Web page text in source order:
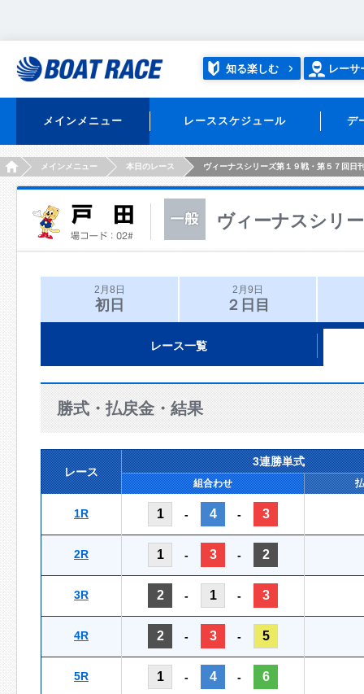
知る楽しむ レーサ
メインメニュー レーススケジュール デ
HOMEメインメニュー 本日のレース ヴィーナスシリーズ第１９戦・第５７回日
ヴィーナスシリ
2月8日
初日
2月9日
２日目
レース一覧
勝式・払戻金・結果
レース
3連勝単式
組合わせ
1R 1 - 4 - 3
2R 1 - 3 - 2
3R 2 - 1 - 3
4R 2 - 3 - 5
5R 1 - 4 - 6